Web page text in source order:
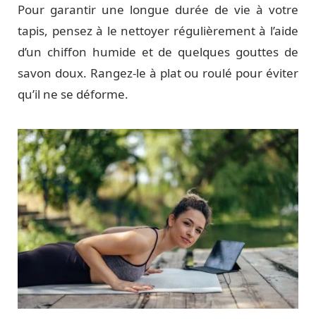
Pour garantir une longue durée de vie à votre
tapis, pensez à le nettoyer régulièrement à l’aide
d’un chiffon humide et de quelques gouttes de
savon doux. Rangez-le à plat ou roulé pour éviter
qu’il ne se déforme.